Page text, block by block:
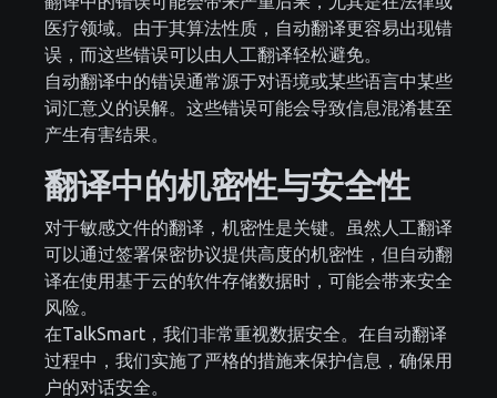
医疗领域。由于其算法性质，自动翻译更容易出现错
误，而这些错误可以由人工翻译轻松避免。
自动翻译中的错误通常源于对语境或某些语言中某些
词汇意义的误解。这些错误可能会导致信息混淆甚至
产生有害结果。
翻译中的机密性与安全性
对于敏感文件的翻译，机密性是关键。虽然人工翻译
可以通过签署保密协议提供高度的机密性，但自动翻
译在使用基于云的软件存储数据时，可能会带来安全
风险。
在TalkSmart，我们非常重视数据安全。在自动翻译
过程中，我们实施了严格的措施来保护信息，确保用
户的对话安全。